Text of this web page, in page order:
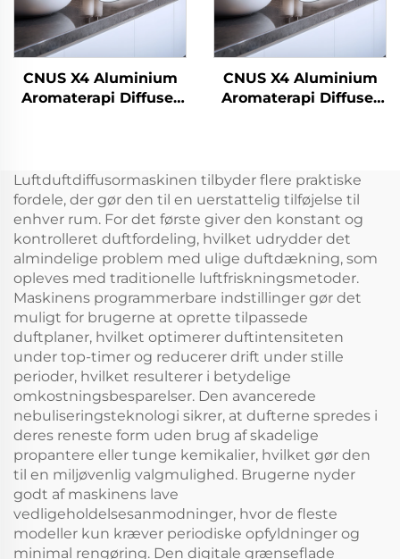
CNUS X4 Aluminium
Aromaterapi Diffuser
Atomizer
CNUS X4 Aluminium
Aromaterapi Diffuser
Atomizer
Luftduftdiffusormaskinen tilbyder flere praktiske
fordele, der gør den til en uerstattelig tilføjelse til
enhver rum. For det første giver den konstant og
kontrolleret duftfordeling, hvilket udrydder det
almindelige problem med ulige duftdækning, som
opleves med traditionelle luftfriskningsmetoder.
Maskinens programmerbare indstillinger gør det
muligt for brugerne at oprette tilpassede
duftplaner, hvilket optimerer duftintensiteten
under top-timer og reducerer drift under stille
perioder, hvilket resulterer i betydelige
omkostningsbesparelser. Den avancerede
nebuliseringsteknologi sikrer, at dufterne spredes i
deres reneste form uden brug af skadelige
propantere eller tunge kemikalier, hvilket gør den
til en miljøvenlig valgmulighed. Brugerne nyder
godt af maskinens lave
vedligeholdelsesanmodninger, hvor de fleste
modeller kun kræver periodiske opfyldninger og
minimal rengøring. Den digitale grænseflade